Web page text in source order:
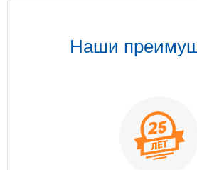
Наши